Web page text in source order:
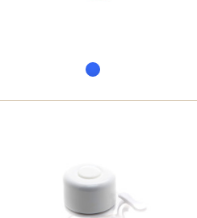
Передняя втулка